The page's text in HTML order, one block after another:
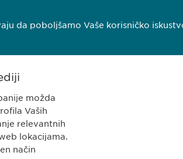
Mail:
da poboljšamo Vaše korisničko
možda
Vaših
relevantnih
lokacijama.
način